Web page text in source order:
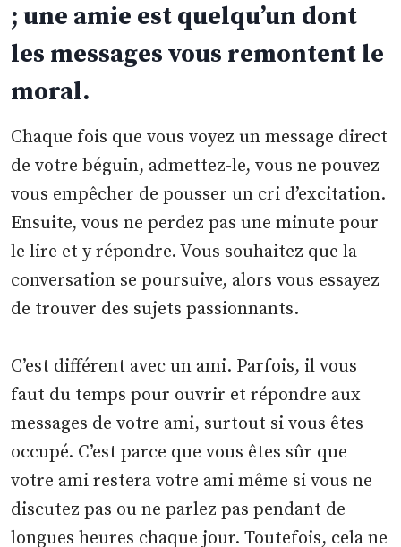
; une amie est quelqu’un dont
les messages vous remontent le
moral.
Chaque fois que vous voyez un message direct
de votre béguin, admettez-le, vous ne pouvez
vous empêcher de pousser un cri d’excitation.
Ensuite, vous ne perdez pas une minute pour
le lire et y répondre. Vous souhaitez que la
conversation se poursuive, alors vous essayez
de trouver des sujets passionnants.
C’est différent avec un ami. Parfois, il vous
faut du temps pour ouvrir et répondre aux
messages de votre ami, surtout si vous êtes
occupé. C’est parce que vous êtes sûr que
votre ami restera votre ami même si vous ne
discutez pas ou ne parlez pas pendant de
longues heures chaque jour. Toutefois, cela ne